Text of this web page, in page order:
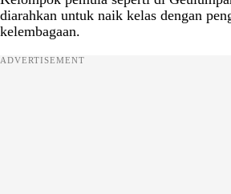
diarahkan untuk naik kelas dengan
kelembagaan.
ADVERTISEMENT